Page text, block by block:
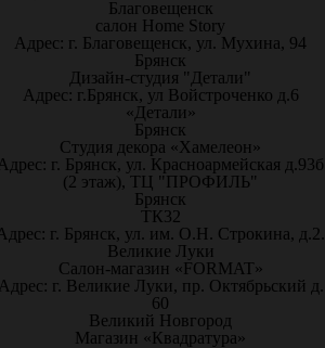
Благовещенск
салон Home Story
Адрес: г. Благовещенск, ул. Мухина, 94
Брянск
Дизайн-студия "Детали"
Адрес: г.Брянск, ул Войстроченко д.6
«Детали»
Брянск
Студия декора «Хамелеон»
г. Брянск, ул. Красноармейская д.93б
(2 этаж), ТЦ "ПРОФИЛЬ"
Брянск
ТК32
г. Брянск, ул. им. О.Н. Строкина, д.2.
Великие Луки
Салон-магазин «FORMAT»
г. Великие Луки, пр. Октябрьский д.
60
Великий Новгород
Магазин «Квадратура»